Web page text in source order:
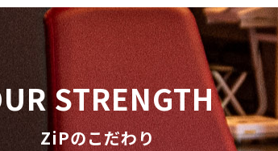
STRENGTH
ZiPのこだわり